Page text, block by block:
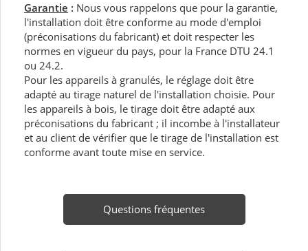
Garantie : Nous vous rappelons que pour la garantie,
l'installation doit être conforme au mode d'emploi
(préconisations du fabricant) et doit respecter les
normes en vigueur du pays, pour la France DTU 24.1
ou 24.2.
Pour les appareils à granulés, le réglage doit être
adapté au tirage naturel de l'installation choisie. Pour
les appareils à bois, le tirage doit être adapté aux
préconisations du fabricant ; il incombe à l'installateur
et au client de vérifier que le tirage de l'installation est
conforme avant toute mise en service.
Questions fréquentes